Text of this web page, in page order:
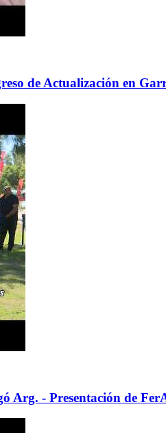
de Actualización en
Arg. - Presentación de